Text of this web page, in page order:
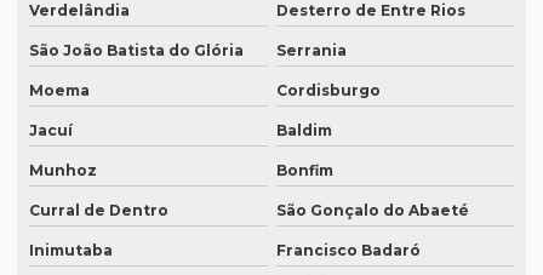
Verdelândia Desterro de Entre Rios
São João Batista do Glória Serrania
Moema Cordisburgo
Jacuí Baldim
Munhoz Bonfim
Curral de Dentro São Gonçalo do Abaeté
Inimutaba Francisco Badaró